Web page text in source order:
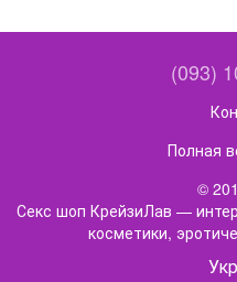
(093)
Полная
©
Секс шоп КрейзиЛав —
косметики,
Укр